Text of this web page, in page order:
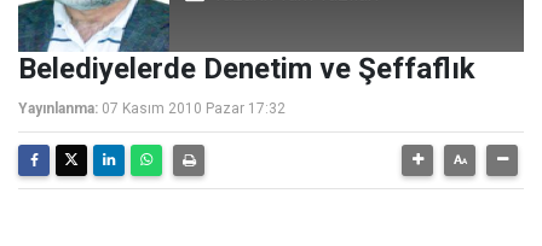
Belediyelerde Denetim ve Şeffaflık
Yayınlanma: 07 Kasım 2010 Pazar 17:32